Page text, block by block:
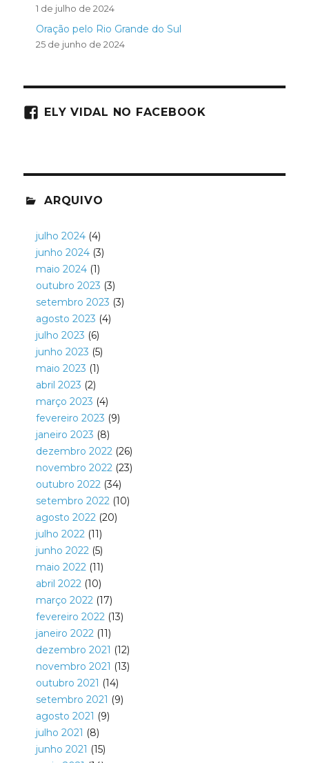
1 de julho de 2024
Oração pelo Rio Grande do Sul
25 de junho de 2024
ELY VIDAL NO FACEBOOK
ARQUIVO
julho 2024(4)
junho 2024(3)
maio 2024(1)
outubro 2023 (3)
setembro 2023 (3)
agosto 2023 (4)
julho 2023 (6)
junho 2023 (5)
maio 2023 (1)
abril 2023 (2)
março 2023 (4)
fevereiro 2023 (9)
janeiro 2023 (8)
dezembro 2022(26)
novembro 2022(23)
outubro 2022(34)
setembro 2022(10)
agosto 2022(20)
julho 2022(11)
junho 2022(5)
maio 2022(11)
abril 2022(10)
março 2022(17)
fevereiro 2022(13)
janeiro 2022(11)
dezembro 2021 (12)
novembro 2021 (13)
outubro 2021 (14)
setembro 2021 (9)
agosto 2021 (9)
julho 2021 (8)
junho 2021 (15)